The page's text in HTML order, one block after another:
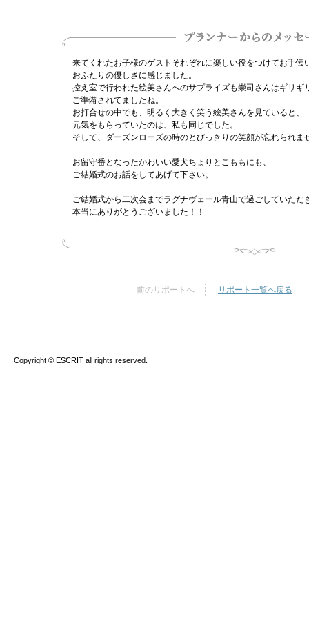
来てくれたお子様のゲストそれぞれに楽しい役をつけてお手伝
おふたりの優しさに感じました。
控え室で行われた絵美さんへのサプライズも崇司さんはギリギ
ご準備されてましたね。
お打合せの中でも、明るく大きく笑う絵美さんを見ていると、
元気をもらっていたのは、私も同じでした。
そして、ダーズンローズの時のとびっきりの笑顔が忘れられま
お留守番となったかわいい愛犬ちょりとこももにも、
ご結婚式のお話をしてあげて下さい。
ご結婚式から二次会までラグナヴェール青山で過ごしていただ
本当にありがとうございました！！
前のリポートへ リポート一覧へ戻る
Copyright © ESCRIT all rights reserved.